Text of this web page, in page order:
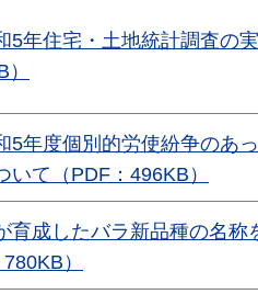
5年住宅・土地統計調査の
5年度個別的労使紛争のあ
いて（PDF：496KB）
育成したバラ新品種の名称
）